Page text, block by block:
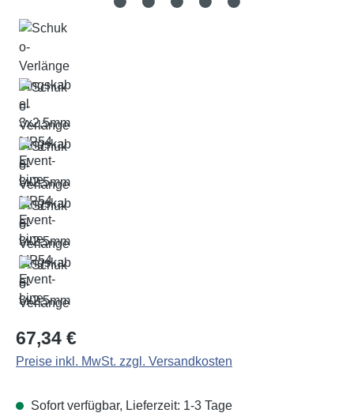
Regulärer Preis:
67,34 €
Preise inkl. MwSt. zzgl. Versandkosten
Sofort verfügbar, Lieferzeit: 1-3 Tage